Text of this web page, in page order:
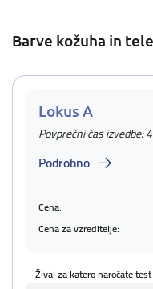
Barve kožuha in
Lokus A
Povprečni čas izvedbe:
Podrobno
Cena:
Cena za vzreditelje:
Žival za katero naročate test